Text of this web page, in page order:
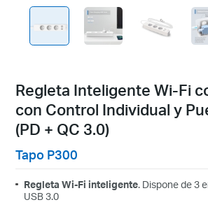
Regleta Inteligente Wi-Fi
con Control Individual y
(PD + QC 3.0)
Tapo P300
Regleta Wi-Fi inteligente. Dispone de 3
USB 3.0